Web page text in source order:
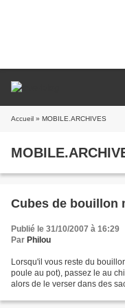
Accueil » MOBILE.ARCHIVES
Cubes de bouillon
Publié le 31/10/2007 à 16:29
Par Philou
Lorsqu'il vous reste du
poule au pot), passez le au
alors de le verser dans des